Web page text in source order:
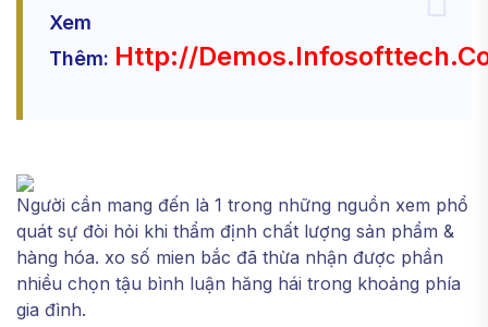
Xem
Thêm: Http://
Người cần mang đến là 1 trong những nguồn xem phổ
quát sự đòi hỏi khi thẩm định chất lượng sản phẩm &
hàng hóa. xo số mien bắc đã thừa nhận được phần
nhiều chọn tậu bình luận hăng hái trong khoảng phía
gia đình.